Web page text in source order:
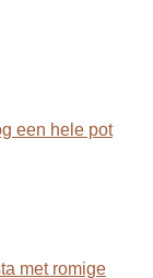
een hele pot
met romige